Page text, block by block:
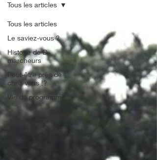
Tous les articles
Le saviez-vous ?
Histoire de D-
marcheurs
Peut-être près de
chez vous !?
Vie du programme
Tous les articles